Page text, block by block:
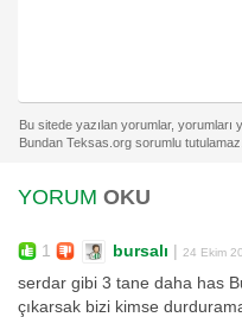
YORUM OKU
1 bursalı | 24 Ekim
serdar gibi 3 tane daha has
çıkarsak bizi kimse